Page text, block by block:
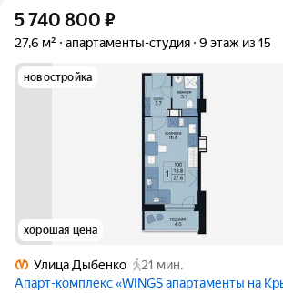
5 740 800 ₽
27,6 м² апартаменты-студия 9 этаж из 15
новостройка
хорошая цена
Улица Дыбенко
21 мин.
Апарт-комплекс «WINGS апартаменты на